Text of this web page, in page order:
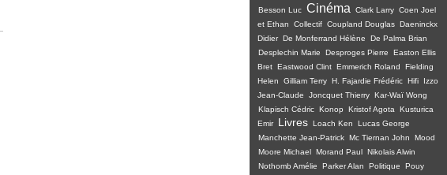
Besson Luc Cinéma Clark Larry Coen Joel
et Ethan
Collectif Coupland Douglas Daeninckx
Didier De Monferrand Hélène
De Palma Brian
Desplechin Marie
Desproges Pierre
Easton Ellis
Bret Eastwood Clint Emmerich Roland
Fielding
Helen
Gilliam Terry H. Fajardie Frédéric Hifi
Izzo
Jean-Claude
Joncquet Thierry Kar-Waï Wong
Klapisch Cédric Konop Kristof Agota
Kusturica
Emir
Livres Loach Ken
Lucas George
Manchette Jean-Patrick Mc Tiernan John
Mood
Moore Michael Morand Paul Nikolais Alwin
Nothomb Amélie
Parker Alan Politique
Pouy